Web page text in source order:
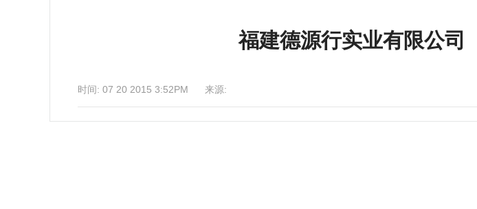
福建德源行实业有限公司
时间: 07 20 2015 3:52PM 来源: